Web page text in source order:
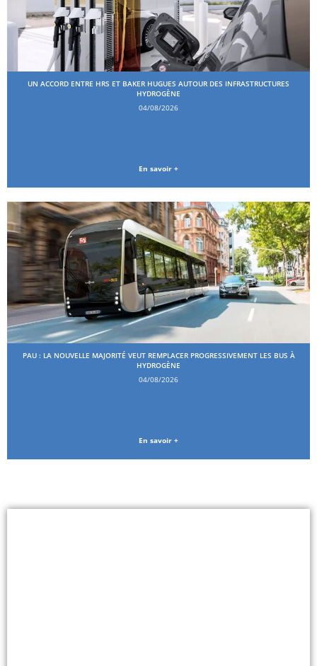
UN ACCORD ENTRE HRS ET BAKER HUGUES AUTOUR DES INFRASTRUCTURES
HYDROGÈNE
04/08/2026
En savoir +
PAU : LA NOUVELLE MAJORITÉ VEUT REMPLACER PROGRESSIVEMENT LES BUS À
HYDROGÈNE
04/08/2026
En savoir +